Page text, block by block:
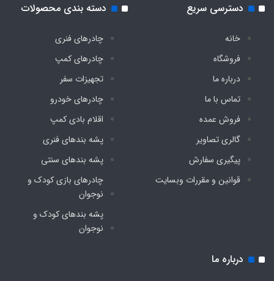
دسترسی سریع
خانه
فروشگاه
درباره ما
تماس با ما
فروش عمده
گالری تصاویر
پیگیری سفارش
قوانین و مقررات وبسایت
دسته بندی محصولات
چادرهای فنری
چادرهای کمپ
تجهیزات سفر
چادرهای خودرو
اقلام بادی کمپ
پشه‌ بندهای فنری
پشه‌ بندهای سنتی
چادرهای بازی کودک و
نوجوان
پشه‌ بندهای کودک و
نوجوان
درباره ما